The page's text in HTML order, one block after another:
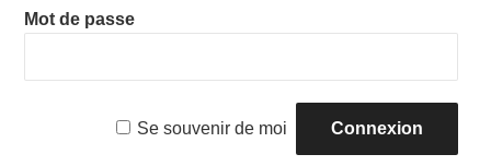
D'I
SS
Mot de passe
Se souvenir de moi